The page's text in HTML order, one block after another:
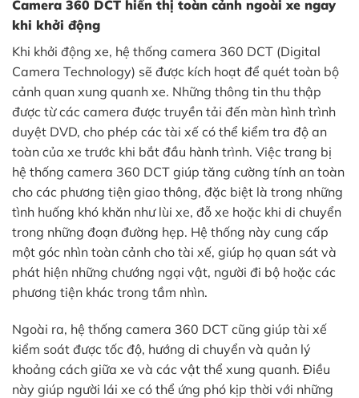
Camera 360 DCT hiển thị toàn cảnh ngoài xe ngay
khi khởi động
Khi khởi động xe, hệ thống camera 360 DCT (Digital
Camera Technology) sẽ được kích hoạt để quét toàn bộ
cảnh quan xung quanh xe. Những thông tin thu thập
được từ các camera được truyền tải đến màn hình trình
duyệt DVD, cho phép các tài xế có thể kiểm tra độ an
toàn của xe trước khi bắt đầu hành trình. Việc trang bị
hệ thống camera 360 DCT giúp tăng cường tính an toàn
cho các phương tiện giao thông, đặc biệt là trong những
tình huống khó khăn như lùi xe, đỗ xe hoặc khi di chuyển
trong những đoạn đường hẹp. Hệ thống này cung cấp
một góc nhìn toàn cảnh cho tài xế, giúp họ quan sát và
phát hiện những chướng ngại vật, người đi bộ hoặc các
phương tiện khác trong tầm nhìn.
Ngoài ra, hệ thống camera 360 DCT cũng giúp tài xế
kiểm soát được tốc độ, hướng di chuyển và quản lý
khoảng cách giữa xe và các vật thể xung quanh. Điều
này giúp người lái xe có thể ứng phó kịp thời với những